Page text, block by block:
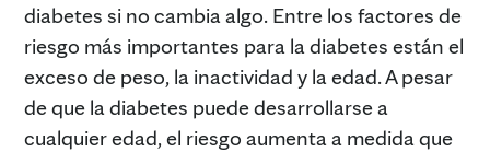
diabetes si no cambia algo. Entre los factores de
riesgo más importantes para la diabetes están el
exceso de peso, la inactividad y la edad. A pesar
de que la diabetes puede desarrollarse a
cualquier edad, el riesgo aumenta a medida que